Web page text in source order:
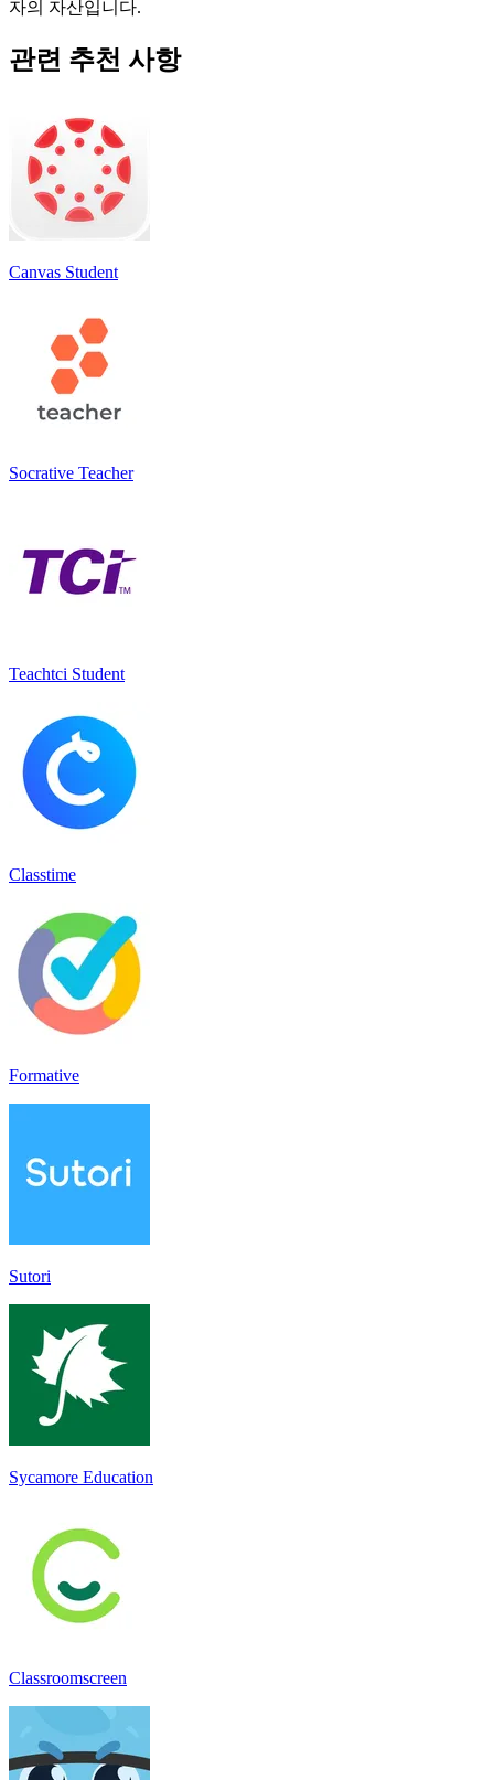
자의 자산입니다.
관련 추천 사항
Canvas Student
Socrative Teacher
Teachtci Student
Classtime
Formative
Sutori
Sycamore Education
Classroomscreen